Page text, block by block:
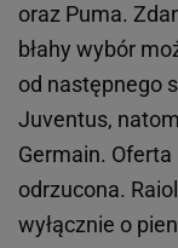
oraz Puma.
błahy wybór
od następnego
Juventus,
Germain. Oferta
odrzucona.
wyłącznie o